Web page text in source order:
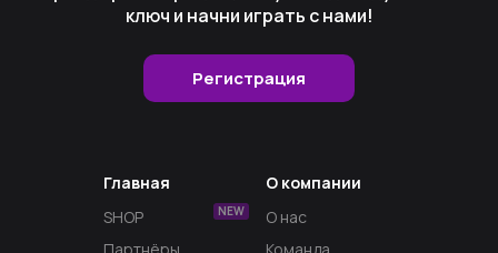
ключ и начни играть с нами!
Регистрация
Главная
SHOP
NEW
О компании
О нас